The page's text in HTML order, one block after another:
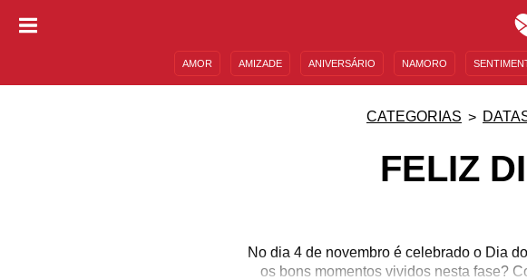
AMOR AMIZADE ANIVERSÁRIO NAMORO
CATEGORIAS
FELIZ
No dia 4 de novembro é celebrado o Dia
os bons momentos vividos nesta fase?